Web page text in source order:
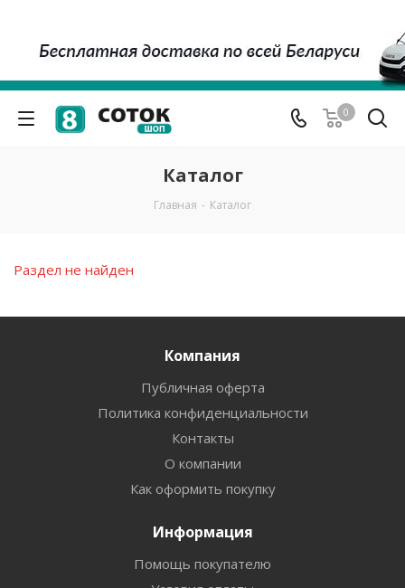
0
Каталог
Главная - Каталог
Раздел не найден
Компания
Публичная оферта
Политика конфиденциальности
Контакты
О компании
Как оформить покупку
Информация
Помощь покупателю